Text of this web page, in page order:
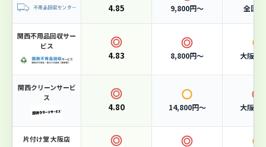
軽トラ積み放題
15,000円〜
単品回収
大阪市全域
おすすめポイント
4.85 9,800円〜 全国
関西不用品回収サー
ビス
4.83 8,800円〜 大阪市
関西クリーンサービ
ス
4.80 14,800円〜 大阪府
片付け堂 大阪店